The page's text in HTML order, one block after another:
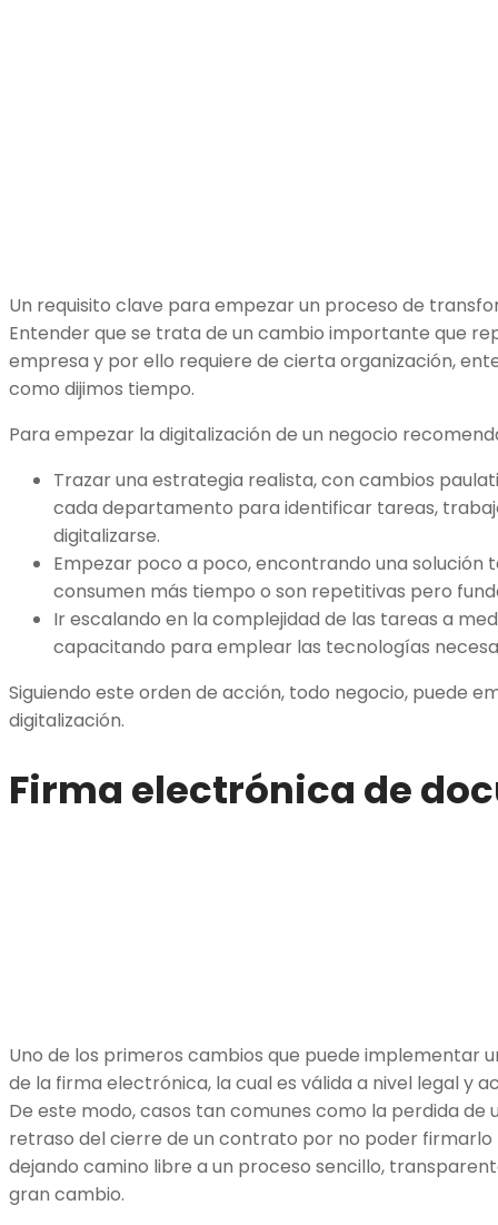
Un requisito clave para empezar un proceso de
Entender que se trata de un cambio importante que
empresa y por ello requiere de cierta organización,
como dijimos tiempo.
Para empezar la digitalización de un negocio
Trazar una estrategia realista, con cambios
cada departamento para identificar tareas,
digitalizarse.
Empezar poco a poco, encontrando una solución
consumen más tiempo o son repetitivas pero
Ir escalando en la complejidad de las tareas a
capacitando para emplear las tecnologías
Siguiendo este orden de acción, todo negocio, puede
digitalización.
Firma electrónica de
Uno de los primeros cambios que puede implementar
de la firma electrónica, la cual es válida a nivel legal y
De este modo, casos tan comunes como la perdida de
retraso del cierre de un contrato por no poder firmarlo
dejando camino libre a un proceso sencillo,
gran cambio.